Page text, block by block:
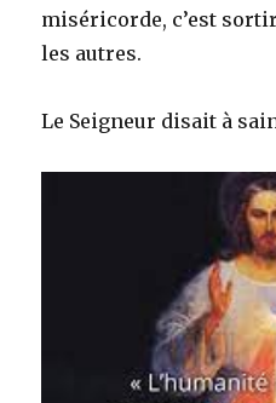
miséricorde, c’est
les autres.
Le Seigneur disait à